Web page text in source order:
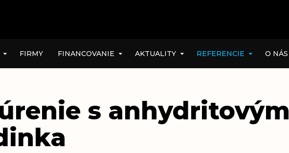
FIRMY FINANCOVANIE AKTUALITY REFERENCIE O NÁS
s anhydritovým